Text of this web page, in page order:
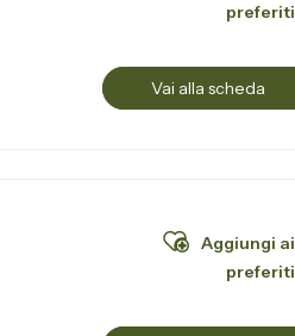
preferiti
Vai alla scheda
Aggiungi ai
preferiti